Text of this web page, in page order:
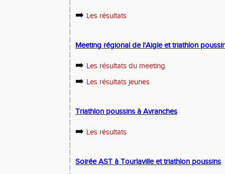
➡️ Les résultats
Meeting régional de l'Aigle et triathlon
➡️ Les résultats du meeting
➡️ Les résultats jeunes
Triathlon poussins à Avranches
➡️ Les résultats
Soirée AST à Tourlaville et triathlon poussins